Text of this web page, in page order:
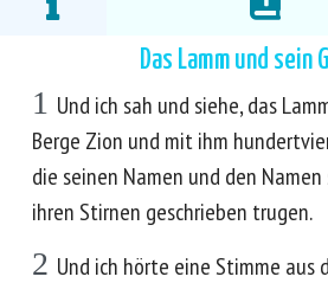
Das Lamm und sein
1 Und ich sah und siehe, das
Berge Zion und mit ihm
die seinen Namen und den
ihren Stirnen geschrieben trugen.
2 Und ich hörte eine Stimme aus